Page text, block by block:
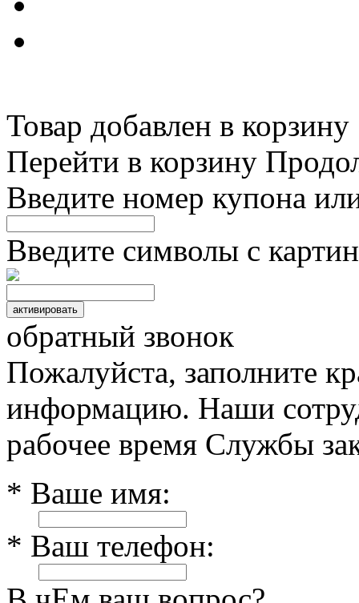
Товар добавлен в корзину
Перейти в корзину
Введите номер купона
Введите символы с
обратный звонок
Пожалуйста, заполните
информацию. Наши
рабочее время Службы
* Ваше имя:
* Ваш телефон: